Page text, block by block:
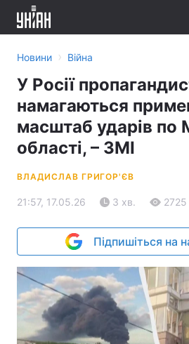
Новини › Війна
У Росії
намагаються
масштаб ударів по
області, – ЗМІ
ВЛАДИСЛАВ ГРИГОР'ЄВ
21:57, 17.05.26 3 хв. 2725
Підпишіться на